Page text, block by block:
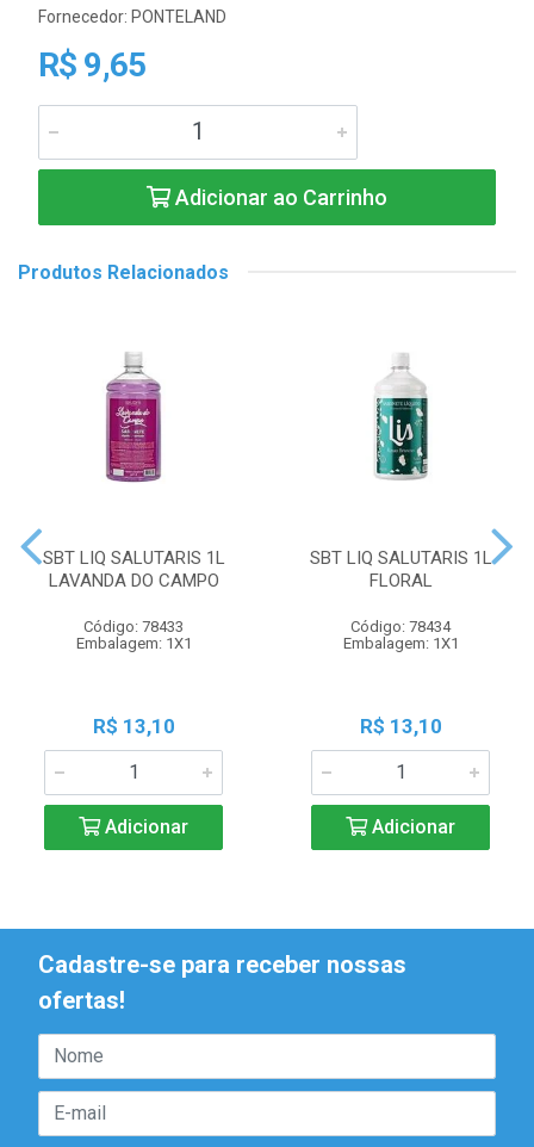
Fornecedor: PONTELAND
R$ 9,65
Adicionar ao Carrinho
Produtos Relacionados
SBT LIQ SALUTARIS 1L
LAVANDA DO CAMPO
Código: 78433
Embalagem: 1X1
R$ 13,10
Adicionar
SBT LIQ SALUTARIS 1L
FLORAL
Código: 78434
Embalagem: 1X1
R$ 13,10
Adicionar
Cadastre-se para receber nossas
ofertas!